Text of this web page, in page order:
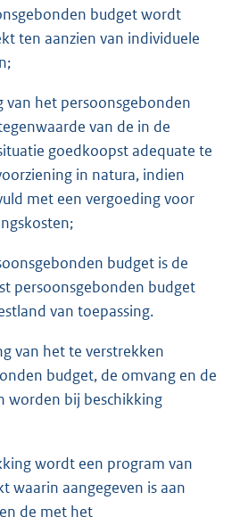
budget wordt
ten aanzien van individuele
van het persoonsgebonden
van de in de
goedkoopst adequate te
in natura, indien
met een vergoeding voor
budget is de
persoonsgebonden budget
van toepassing.
van het te verstrekken
budget, de omvang en de
worden bij beschikking
wordt een program van
waarin aangegeven is aan
de met het